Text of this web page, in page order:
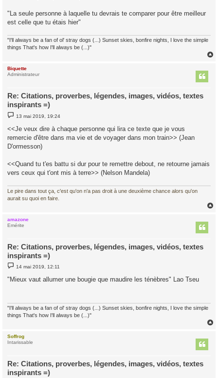
"La seule personne à laquelle tu devrais te comparer pour être meilleur
est celle que tu étais hier"
"I'll always be a fan of ol' stray dogs (...) Sunset skies, bonfire nights, I love the simple
things That's how I'll always be (...)"
Biquette
Administrateur
Re: Citations, proverbes, légendes, images, vidéos, textes
inspirants =)
M
e
s
s
a
e
13 mai 2019, 19:24
<<Je veux dire à chaque personne qui lira ce texte que je vous
remercie d'être dans ma vie et de voyager dans mon train>> (Jean
D'ormesson)
<<Quand tu t'es battu si dur pour te remettre debout, ne retourne jamais
vers ceux qui t'ont mis à terre>> (Nelson Mandela)
Le pire dans tout ça, c'est qu'on n'a pas droit à une deuxième chance alors qu'on
aurait su quoi en faire.
amazone
Emérite
Re: Citations, proverbes, légendes, images, vidéos, textes
inspirants =)
M
e
s
s
14 mai 2019, 12:11
"Mieux vaut allumer une bougie que maudire les ténèbres" Lao Tseu
"I'll always be a fan of ol' stray dogs (...) Sunset skies, bonfire nights, I love the simple
things That's how I'll always be (...)"
Soffrog
Intarissable
Re: Citations, proverbes, légendes, images, vidéos, textes
inspirants =)